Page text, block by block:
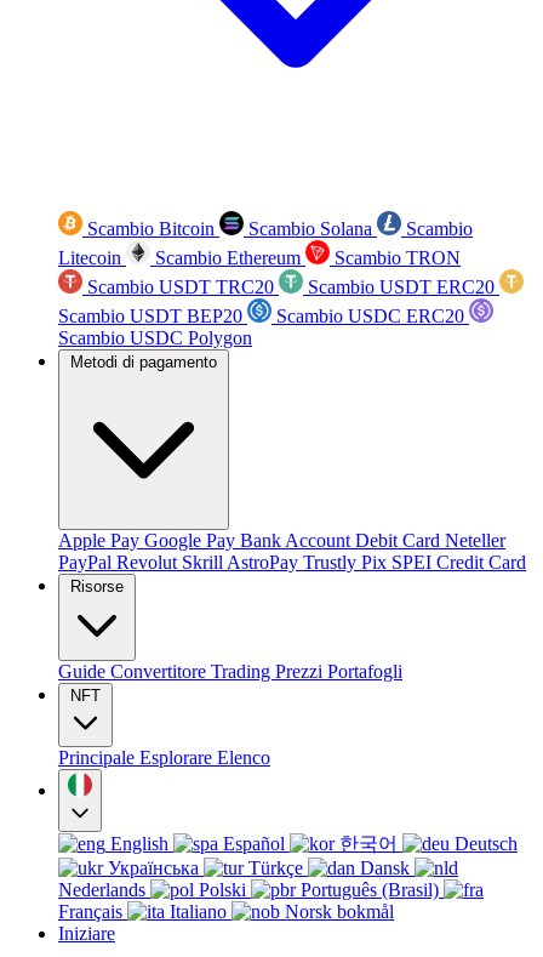
Scambio Bitcoin Scambio Solana
Scambio
Litecoin
Scambio Ethereum
Scambio TRON
Scambio USDT TRC20
Scambio USDT ERC20
Scambio USDT BEP20
Scambio USDC ERC20
Scambio USDC Polygon
Metodi di pagamento
Apple Pay Google Pay Bank Account Debit Card Neteller
PayPal Revolut Skrill AstroPay Trustly Pix SPEI Credit Card
Risorse
Guide Convertitore Trading Prezzi Portafogli
NFT
Principale Esplorare Elenco
English Español 한국어
Deutsch
Українська
Türkçe
Dansk
Nederlands
Polski
Português (Brasil)
Français
Italiano
Norsk bokmål
Iniziare